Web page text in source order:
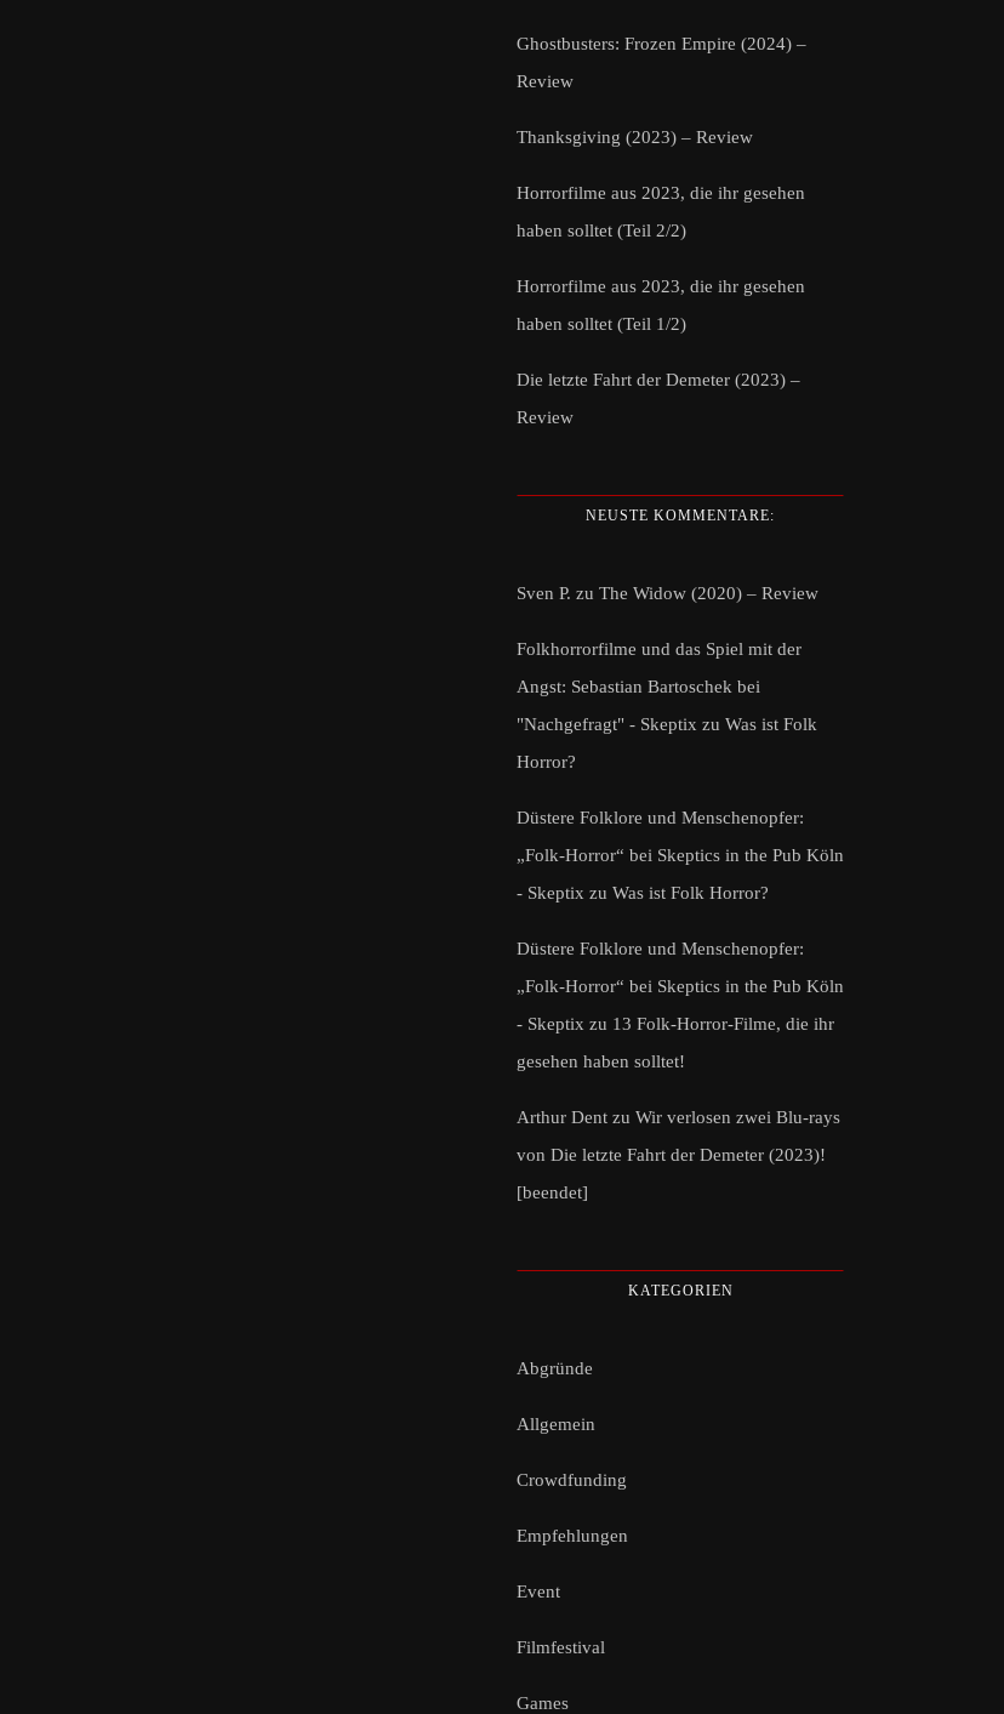
Ghostbusters: Frozen Empire (2024) –
Review
Thanksgiving (2023) – Review
Horrorfilme aus 2023, die ihr gesehen
haben solltet (Teil 2/2)
Horrorfilme aus 2023, die ihr gesehen
haben solltet (Teil 1/2)
Die letzte Fahrt der Demeter (2023) –
Review
NEUSTE KOMMENTARE:
Sven P. zu The Widow (2020) – Review
Folkhorrorfilme und das Spiel mit der
Angst: Sebastian Bartoschek bei
"Nachgefragt" - Skeptix zu Was ist Folk
Horror?
Düstere Folklore und Menschenopfer:
„Folk-Horror“ bei Skeptics in the Pub Köln
- Skeptix zu Was ist Folk Horror?
Düstere Folklore und Menschenopfer:
„Folk-Horror“ bei Skeptics in the Pub Köln
- Skeptix zu 13 Folk-Horror-Filme, die ihr
gesehen haben solltet!
Arthur Dent zu Wir verlosen zwei Blu-rays
von Die letzte Fahrt der Demeter (2023)!
[beendet]
KATEGORIEN
Abgründe
Allgemein
Crowdfunding
Empfehlungen
Event
Filmfestival
Games